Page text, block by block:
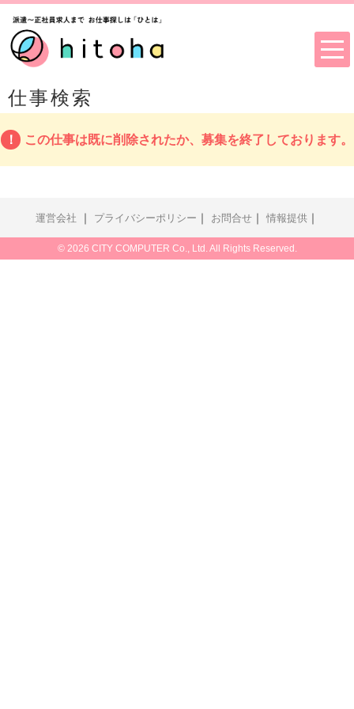
仕事検索
この仕事は既に削除されたか、募集を終了しております。
運営会社 ｜ プライバシーポリシー ｜ お問合せ ｜ 情報提供 ｜
© 2026 CITY COMPUTER Co., Ltd. All Rights Reserved.